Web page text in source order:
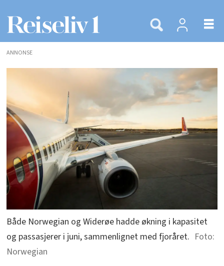
ANNONSE
Både Norwegian og Widerøe hadde økning i kapasitet
og passasjerer i juni, sammenlignet med fjoråret.
Norwegian